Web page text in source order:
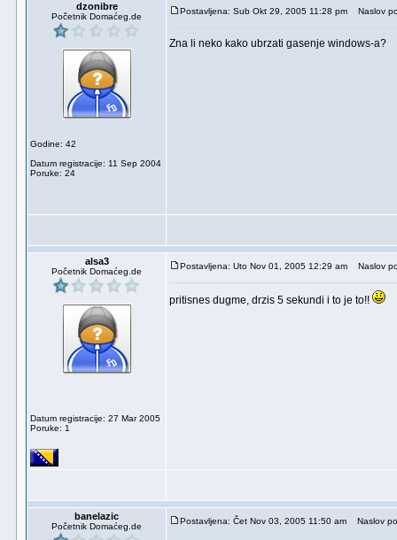
dzonibre
Početnik Domaćeg.de
Godine: 42
Datum registracije: 11 Sep 2004
Poruke: 24
Postavljena: Sub Okt 29, 2005 11:28 pm Naslov
Zna li neko kako ubrzati gasenje windows-a?
alsa3
Početnik Domaćeg.de
Datum registracije: 27 Mar 2005
Poruke: 1
Postavljena: Uto Nov 01, 2005 12:29 am Naslov
pritisnes dugme, drzis 5 sekundi i to je to!!
banelazic
Početnik Domaćeg.de
Postavljena: Čet Nov 03, 2005 11:50 am Naslov